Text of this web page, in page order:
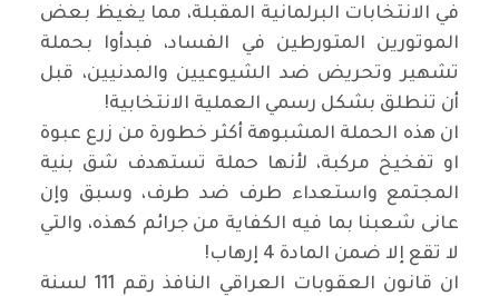
في الانتخابات البرلمانية المقبلة، مما يغيظ بعض
الموتورين المتورطين في الفساد، فبدأوا بحملة
تشهير وتحريض ضد الشيوعيين والمدنيين، قبل
أن تنطلق بشكل رسمي العملية الانتخابية!
ان هذه الحملة المشبوهة أكثر خطورة من زرع عبوة
او تفخيخ مركبة، لأنها حملة تستهدف شق بنية
المجتمع واستعداء طرف ضد طرف، وسبق وإن
عانى شعبنا بما فيه الكفاية من جرائم كهذه، والتي
لا تقع إلا ضمن المادة 4 إرهاب
!
ان قانون العقوبات العراقي النافذ رقم 111 لسنة